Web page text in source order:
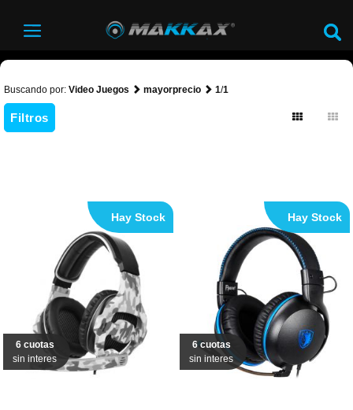
Buscando por: Video Juegos mayorprecio 1/1
Filtros
6 cuotas
sin interes
Hay Stock
6 cuotas
sin interes
Hay Stock